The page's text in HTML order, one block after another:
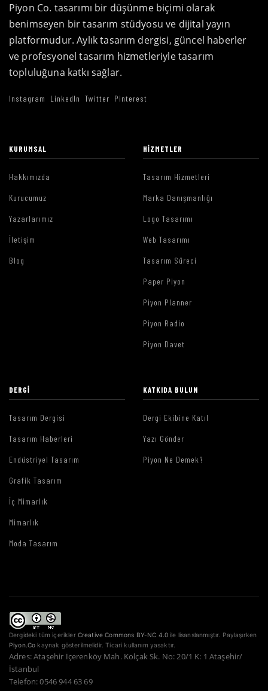
Piyon Co. tasarımı bir düşünme biçimi olarak
benimseyen bir tasarım stüdyosu ve dijital yayın
platformudur. Aylık tasarım dergisi, güncel haberler
ve profesyonel tasarım hizmetleriyle tasarım
topluluğuna katkı sağlar.
Instagram LinkedIn Twitter Pinterest
KURUMSAL
Hakkımızda
Kurucumuz
Yazarlarımız
İletişim
Blog
HIZMETLER
Tasarım Hizmetleri
Marka Danışmanlığı
Logo Tasarımı
Web Tasarımı
Tasarım Süreci
Paper Piyon
Piyon Planner
Piyon Radio
Piyon Davet
DERGI
Tasarım Dergisi
Tasarım Haberleri
Endüstriyel Tasarım
Grafik Tasarım
İç Mimarlık
Mimarlık
Moda Tasarım
KATKIDA BULUN
Dergi Ekibine Katıl
Yazı Gönder
Piyon Ne Demek?
Dergideki tüm içerikler Creative Commons BY-NC 4.0 ile lisanslanmıştır. Paylaşırken
Piyon.Co kaynak gösterilmelidir. Ticari kullanım yasaktır.
Adres: Ataşehir İçerenköy Mah. Kolçak Sk. No: 20/1 K: 1 Ataşehir/
İstanbul
Telefon: 0546 944 63 69